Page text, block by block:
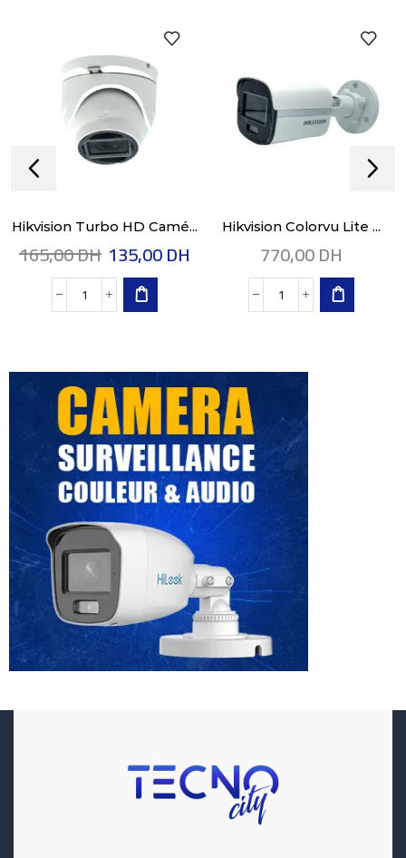
Hikvision Turbo HD Camé...
165,00DH 135,00DH
Hikvision Colorvu Lite ...
770,00DH